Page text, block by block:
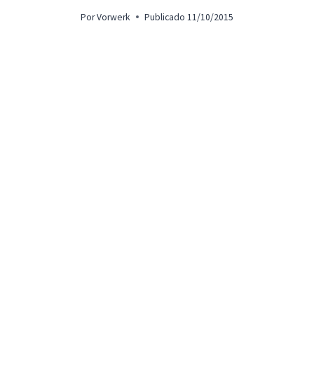
PorVorwerk Publicado 11/10/2015